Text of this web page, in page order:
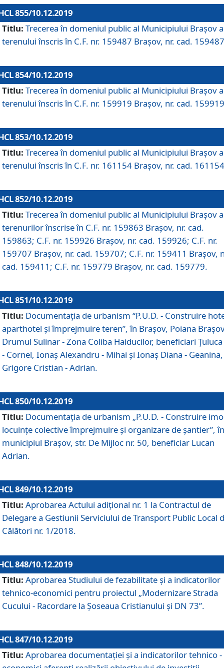
855/10.12.2019
Titlu: Trecerea în domeniul public al Municipiului Braşov a
terenului înscris în C.F. nr. 159487 Brașov, nr. cad.
854/10.12.2019
Titlu: Trecerea în domeniul public al Municipiului Braşov a
terenului înscris în C.F. nr. 159919 Brașov, nr. cad.
853/10.12.2019
Titlu: Trecerea în domeniul public al Municipiului Braşov a
terenului înscris în C.F. nr. 161154 Brașov, nr. cad.
852/10.12.2019
Titlu: Trecerea în domeniul public al Municipiului Braşov a
terenurilor înscrise în C.F. nr. 159863 Brașov, nr. cad.
159863; C.F. nr. 159926 Brașov, nr. cad. 159926; C.F. nr.
159707 Brașov, nr. cad. 159707; C.F. nr. 159411 Brașov,
cad. 159411; C.F. nr. 159779 Brașov, nr. cad. 159779.
851/10.12.2019
Titlu: Documentaţia de urbanism “P.U.D. - Construire
aparthotel şi împrejmuire teren”, în Braşov, Poiana
Drumul Sulinar - Zona Coliba Haiducilor, beneficiari
- Cornel, Ionaş Alexandru - Mihai şi Ionaş Diana - Geanina,
Grigore Cristian - Adrian.
850/10.12.2019
Titlu: Documentaţia de urbanism „P.U.D. - Construire
locuințe colective împrejmuire și organizare de șantier”, în
municipiul Braşov, str. De Mijloc nr. 50, beneficiar Lucan
Adrian.
849/10.12.2019
Titlu: Aprobarea Actului adiţional nr. 1 la Contractul de
Delegare a Gestiunii Serviciului de Transport Public Local
Călători nr. 1/2018.
848/10.12.2019
Titlu: Aprobarea Studiului de fezabilitate şi a indicatorilor
tehnico-economici pentru proiectul „Modernizare Strada
Cucului - Racordare la Șoseaua Cristianului și DN 73”.
847/10.12.2019
Titlu: Aprobarea documentației și a indicatorilor tehnico -